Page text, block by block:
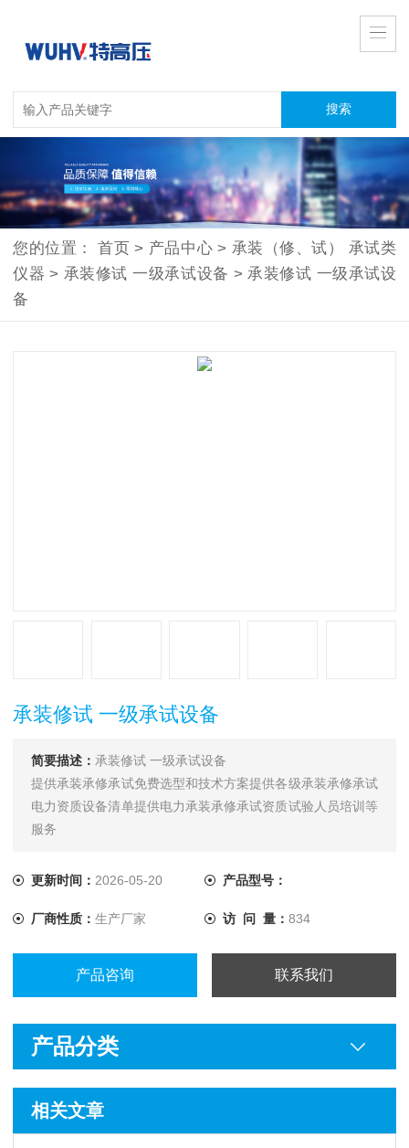
您的位置：首页 > 产品中心 > 承装（修、试） 承试类
仪器 > 承装修试 一级承试设备 > 承装修试 一级承试设
备
承装修试 一级承试设备
简要描述： 承装修试 一级承试设备
提供承装承修承试免费选型和技术方案提供各级承装承修承试
电力资质设备清单提供电力承装承修承试资质试验人员培训等
服务
更新时间： 2026-05-20 产品型号：
厂商性质： 生产厂家 访 问 量： 834
产品咨询 联系我们
产品分类
相关文章